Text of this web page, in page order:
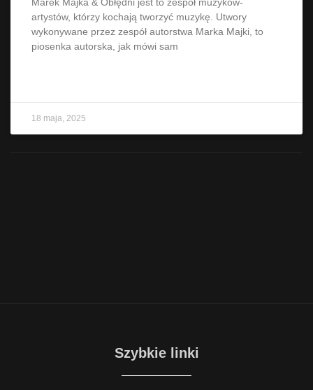
artystów, którzy kochają tworzyć muzykę. Utwory
wykonywane przez zespół autorstwa Marka Majki, to
piosenka autorska, jak mówi sam
18 maja, 2025
Szybkie linki